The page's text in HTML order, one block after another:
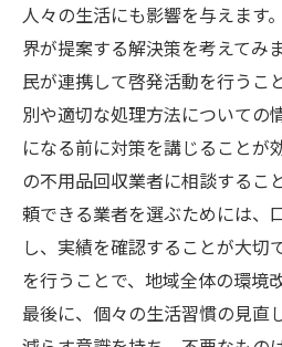
人々の生活にも影響を与えます
界が提案する解決策を考えてみ
民が連携して啓発活動を行うこ
別や適切な処理方法についての
になる前に対策を講じることが
の不用品回収業者に相談するこ
頼できる業者を選ぶためには、
し、実績を確認することが大切
を行うことで、地域全体の環境
最後に、個々の生活習慣の見直